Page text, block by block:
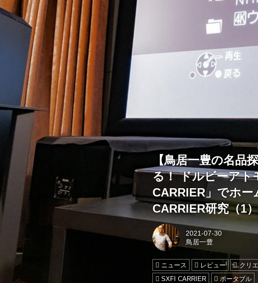
【鳥居一豊の名品
る！ ドルビーアト
CARRIER」でホ
CARRIER研究（1
2021-07-30
鳥居一豊
ニュース レビュー クリ
SXFI CARRIER
ポータブル